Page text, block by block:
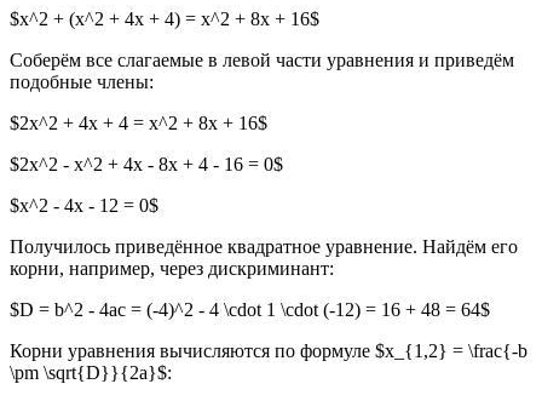
$x^2 + (x^2 + 4x + 4) = x^2 + 8x + 16$
Соберём все слагаемые в левой части уравнения и приведём
подобные члены:
$2x^2 + 4x + 4 = x^2 + 8x + 16$
$2x^2 - x^2 + 4x - 8x + 4 - 16 = 0$
$x^2 - 4x - 12 = 0$
Получилось приведённое квадратное уравнение. Найдём его
корни, например, через дискриминант:
$D = b^2 - 4ac = (-4)^2 - 4 \cdot 1 \cdot (-12) = 16 + 48 = 64$
Корни уравнения вычисляются по формуле $x_{1,2} = \frac{-b
\pm \sqrt{D}}{2a}$: